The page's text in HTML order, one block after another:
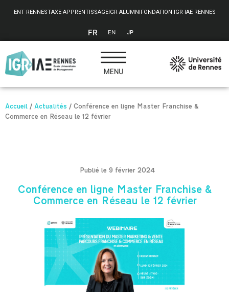
ENT RENNESTAXE APPRENTISSAGEIGR ALUMNIFONDATION IGR-IAE RENNES
FR EN JP
Accueil / Actualités / Conférence en ligne Master Franchise &
Commerce en Réseau le 12 février
Publié le 9 février 2024
Conférence en ligne Master Franchise &
Commerce en Réseau le 12 février